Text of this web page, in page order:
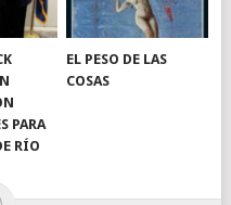
PARA
RÍO
EL PESO DE LAS
COSAS